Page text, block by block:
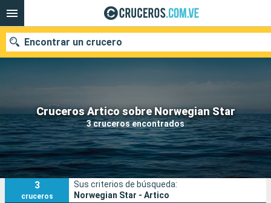
Cruceros Artico sobre Norwegian Star
3 cruceros encontrados
Encontrar un crucero
Nuestros destinos
Fecha de salida
Puertos Compañías
Buscar
3
cruceros
Sus criterios de búsqueda:
Norwegian Star - Artico